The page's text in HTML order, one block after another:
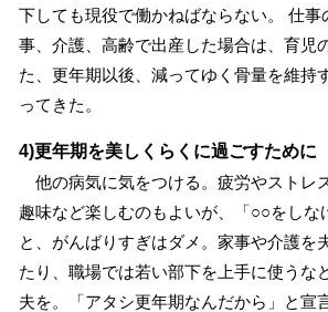
下しても現役で働かねばならない。 仕事
事、介護、高齢で出産した場合は、育児
た、更年期以後、減ってゆく骨量を維持
ってきた。
4)更年期を美しくらくに過ごすために
他の病気に気をつける。疲労やストレ
趣味など楽しむのもよいが、「○○をしな
と、がんばりすぎはダメ。家事や介護を
たり、職場では若い部下を上手に使うな
夫を。「アタシ更年期なんだから」と宣